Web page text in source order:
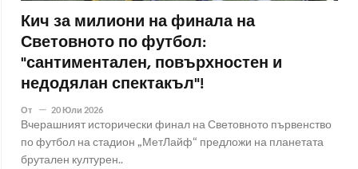
Кич за милиони на финала на
Световното по футбол:
"сантиментален, повърхностен и
недодялан спектакъл"!
От 20 Юли 2026
Вчерашният исторически финал на Световното първенство
по футбол на стадион „МетЛайф“ предложи на планетата
брутален културен..